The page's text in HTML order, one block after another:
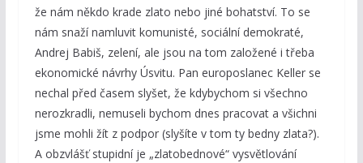
že nám někdo krade zlato nebo jiné bohatství. To se
nám snaží namluvit komunisté, sociální demokraté,
Andrej Babiš, zelení, ale jsou na tom založené i třeba
ekonomické návrhy Úsvitu. Pan europoslanec Keller se
nechal před časem slyšet, že kdybychom si všechno
nerozkradli, nemuseli bychom dnes pracovat a všichni
jsme mohli žít z podpor (slyšíte v tom ty bedny zlata?).
A obzvlášť stupidní je „zlatobednové“ vysvětlování